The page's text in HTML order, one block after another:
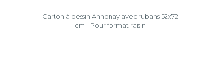
Carton à dessin Annonay avec rubans 52x72
cm - Pour format raisin